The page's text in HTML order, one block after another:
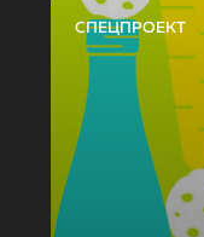
СПЕЦПРОЕКТ